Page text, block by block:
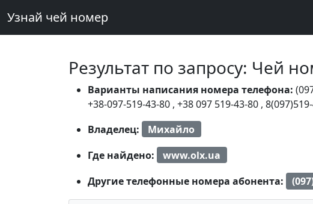
Узнай чей номер
Результат по запросу: Чей
Варианты написания номера телефона:
+38-097-519-43-80 , +38 097 519-43-80 ,
Владелец:
Михайло
Где найдено:
www.olx.ua
Другие телефонные номера абонента: